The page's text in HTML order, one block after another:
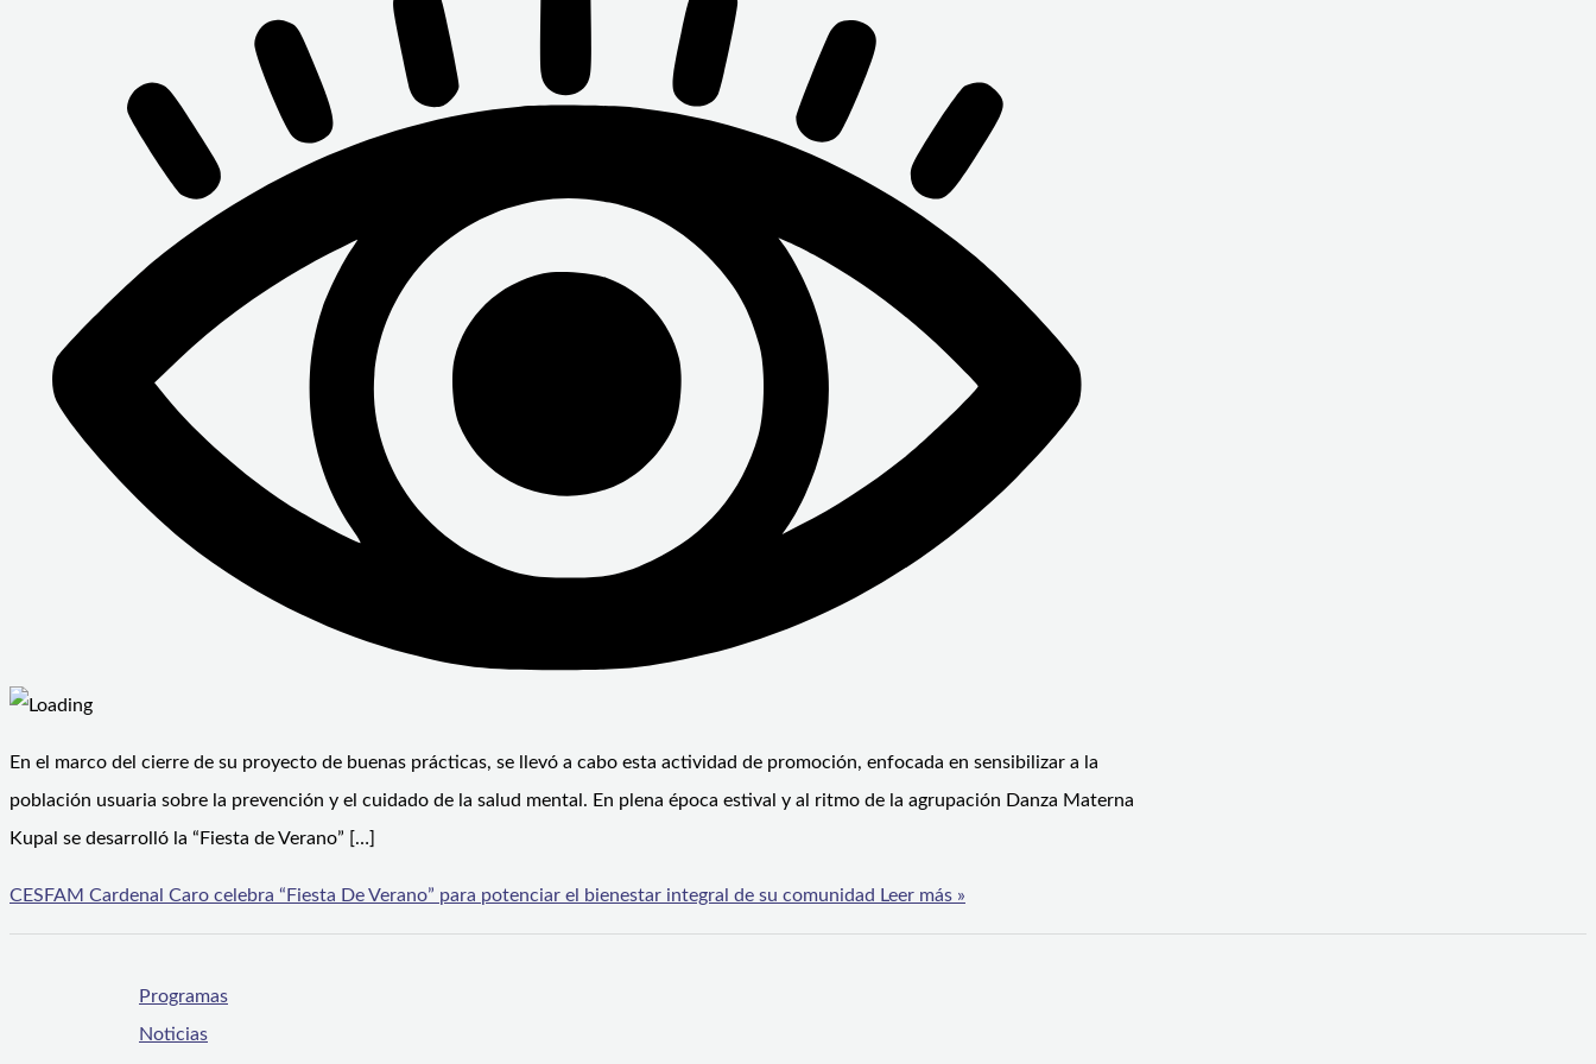
En el marco del cierre de su proyecto de buenas prácticas, se llevó a cabo esta actividad de promoción, enfocada en sensibilizar a la
población usuaria sobre la prevención y el cuidado de la salud mental. En plena época estival y al ritmo de la agrupación Danza Materna
Kupal se desarrolló la “Fiesta de Verano” […]
CESFAM Cardenal Caro celebra “Fiesta De Verano” para potenciar el bienestar integral de su comunidad Leer más »
Programas
Noticias